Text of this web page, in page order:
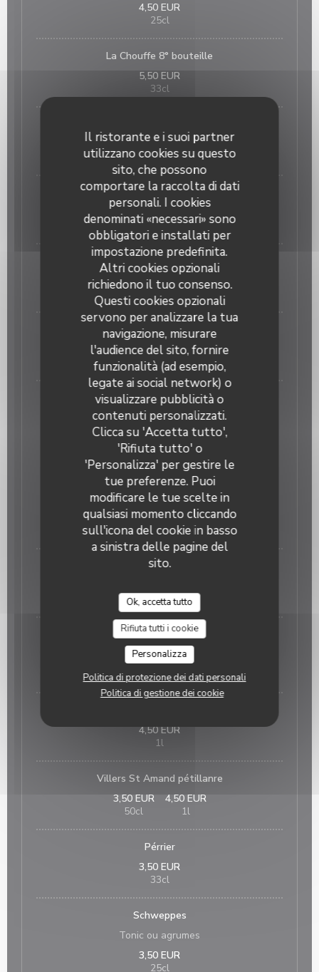
Il ristorante e i suoi partner
utilizzano cookies su questo
sito, che possono
comportare la raccolta di dati
personali. I cookies
denominati «necessari» sono
obbligatori e installati per
impostazione predefinita.
Altri cookies opzionali
richiedono il tuo consenso.
Questi cookies opzionali
servono per analizzare la tua
navigazione, misurare
l'audience del sito, fornire
funzionalità (ad esempio,
legate ai social network) o
visualizzare pubblicità o
contenuti personalizzati.
Clicca su 'Accetta tutto',
'Rifiuta tutto' o
'Personalizza' per gestire le
tue preferenze. Puoi
modificare le tue scelte in
qualsiasi momento cliccando
sull'icona del cookie in basso
a sinistra delle pagine del
sito.
Ok, accetta tutto
Rifiuta tutti i cookie
Personalizza
Politica di protezione dei dati personali
Politica di gestione dei cookie
4,50 EUR
25cl
La Chouffe 8° bouteille
5,50 EUR
33cl
5,50 EUR
33cl
Heineken pression
3,50 EUR
25cl
bière sans alcool
4,50 EUR
33cl
Heineken pression
6,00 EUR
50 cl
Affligem pression
3,80 EUR
25cl
7,00 EUR
50cl
boissons sans alcool
Coca cola / coca zéro
3,50 EUR
33cl
Villers St Amand plate
50cl
Jus de fruits
Orange, tomates, ananas
3,50 EUR
4,50 EUR
1l
Villers St Amand pétillanre
3,50 EUR
50cl
4,50 EUR
1l
Pérrier
3,50 EUR
33cl
Schweppes
Tonic ou agrumes
3,50 EUR
25cl
Au Clocher